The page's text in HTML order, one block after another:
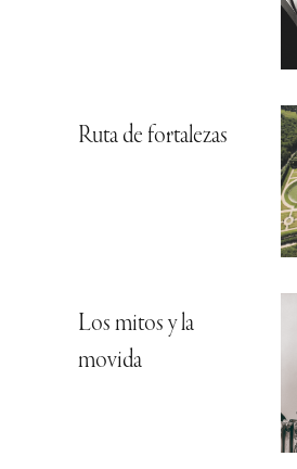
Ruta de fortalezas
Los mitos y la
movida